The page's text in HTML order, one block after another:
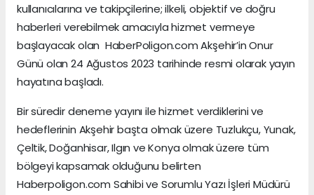
kullanıcılarına ve takipçilerine; ilkeli, objektif ve doğru
haberleri verebilmek amacıyla hizmet vermeye
başlayacak olan HaberPoligon.com Akşehir’in Onur
Günü olan 24 Ağustos 2023 tarihinde resmi olarak yayın
hayatına başladı.
Bir süredir deneme yayını ile hizmet verdiklerini ve
hedeflerinin Akşehir başta olmak üzere Tuzlukçu, Yunak,
Çeltik, Doğanhisar, Ilgın ve Konya olmak üzere tüm
bölgeyi kapsamak olduğunu belirten
Haberpoligon.com Sahibi ve Sorumlu Yazı İşleri Müdürü